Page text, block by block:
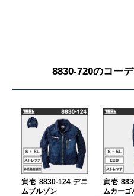
8830-720のコー
寅壱 8830-124 デニ
ムブルゾン
寅壱
ムカーゴ